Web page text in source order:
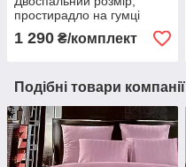
простирадло на гумці
1 290 ₴/комплект
Подібні товари компанії